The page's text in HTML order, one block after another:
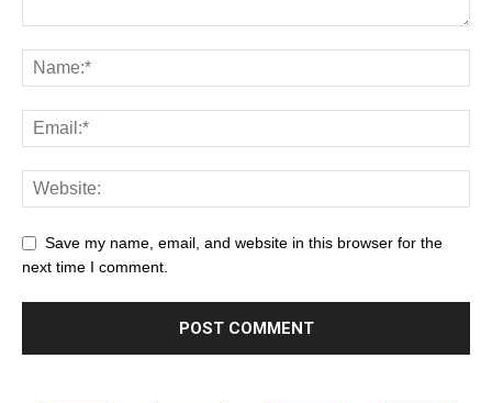
Save my name, email, and website in this browser for the
next time I comment.